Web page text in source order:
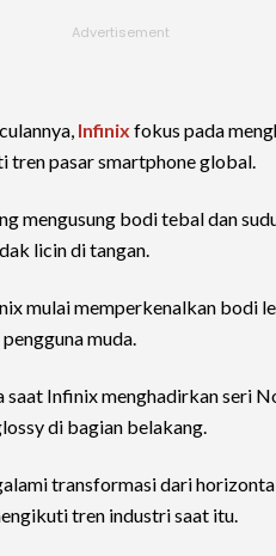
Infinix fokus pada
tren pasar smartphone global.
mengusung bodi tebal dan
licin di tangan.
mulai memperkenalkan bodi
muda.
saat Infinix menghadirkan seri
di bagian belakang.
transformasi dari
tren industri saat itu.